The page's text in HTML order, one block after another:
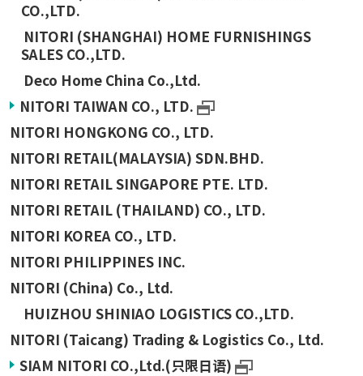
CO.,LTD.
NITORI (SHANGHAI) HOME FURNISHINGS
SALES CO.,LTD.
Deco Home China Co.,Ltd.
NITORI TAIWAN CO., LTD.
NITORI HONGKONG CO., LTD.
NITORI RETAIL(MALAYSIA) SDN.BHD.
NITORI RETAIL SINGAPORE PTE. LTD.
NITORI RETAIL (THAILAND) CO., LTD.
NITORI KOREA CO., LTD.
NITORI PHILIPPINES INC.
NITORI (China) Co., Ltd.
HUIZHOU SHINIAO LOGISTICS CO.,LTD.
NITORI (Taicang) Trading & Logistics Co., Ltd.
SIAM NITORI CO.,Ltd.(只限日语)